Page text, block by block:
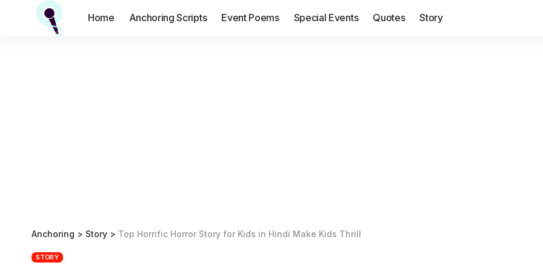
Home Anchoring Scripts Event Poems Special Events Quotes Story
Anchoring > Story > Top Horrific Horror Story for Kids in Hindi Make Kids Thrill
STORY